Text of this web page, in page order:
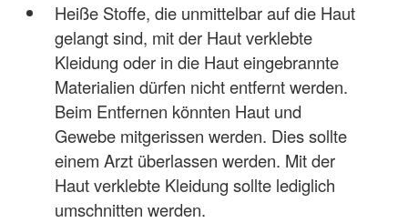
Heiße Stoffe, die unmittelbar auf die Haut
gelangt sind, mit der Haut verklebte
Kleidung oder in die Haut eingebrannte
Materialien dürfen nicht entfernt werden.
Beim Entfernen könnten Haut und
Gewebe mitgerissen werden. Dies sollte
einem Arzt überlassen werden. Mit der
Haut verklebte Kleidung sollte lediglich
umschnitten werden.